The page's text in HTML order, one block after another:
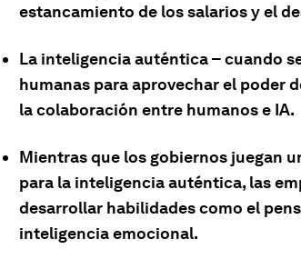
estancamiento de los salarios y el
La inteligencia auténtica – cuando
humanas para aprovechar el poder
la colaboración entre humanos e IA.
Mientras que los gobiernos juegan
para la inteligencia auténtica, las
desarrollar habilidades como el
inteligencia emocional.